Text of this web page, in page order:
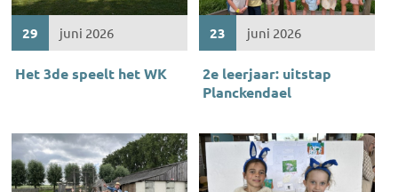
29 juni 2026
Het 3de speelt het WK
23 juni 2026
2e leerjaar: uitstap
Planckendael